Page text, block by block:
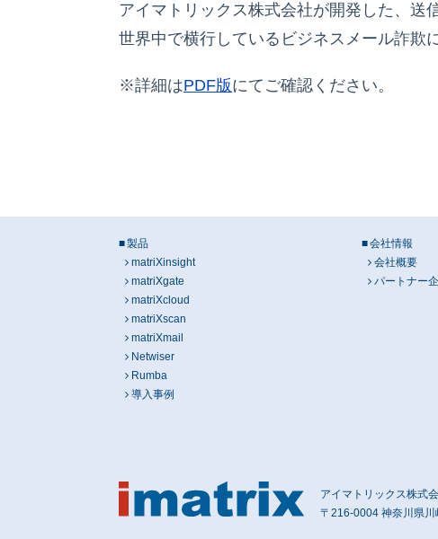
アイマトリックス株式会社が開発した、送
世界中で横行しているビジネスメール詐欺
※詳細はPDF版にてご確認ください。
製品
matriXinsight
matriXgate
matriXcloud
matriXscan
matriXmail
Netwiser
Rumba
導入事例
会社情報
会社概要
パートナー
アイマトリックス株式
〒216-0004 神奈川県